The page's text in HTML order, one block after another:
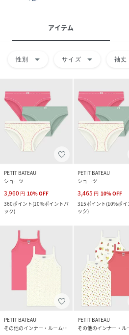
アイテム
性別 arrow_drop_down サイズ arrow_drop_down 袖丈
PETIT BATEAU
ショーツ
3,960 円 10%OFF
360ポイント(10%ポイントバ
ック)
PETIT BATEAU
ショーツ
3,465 円 10%OFF
315ポイント(10%ポイ
ック)
PETIT BATEAU
その他のインナー・ルームウェア
PETIT BATEAU